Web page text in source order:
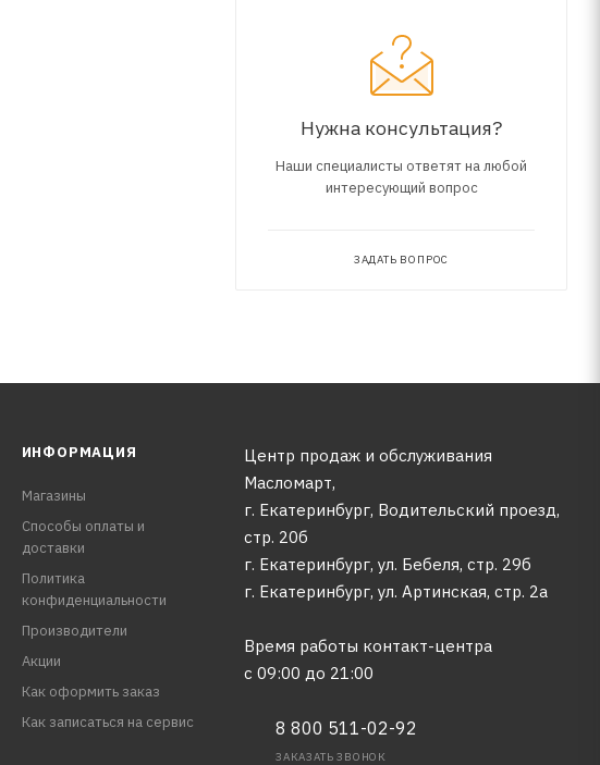
Нужна консультация?
Наши специалисты ответят на любой
интересующий вопрос
ЗАДАТЬ ВОПРОС
ИНФОРМАЦИЯ
Магазины
Способы оплаты и
доставки
Политика
конфиденциальности
Производители
Акции
Как оформить заказ
Как записаться на сервис
Центр продаж и обслуживания
Масломарт,
г. Екатеринбург, Водительский проезд,
стр. 20б
г. Екатеринбург, ул. Бебеля, стр. 29б
г. Екатеринбург, ул. Артинская, стр. 2а
Время работы контакт-центра
с 09:00 до 21:00
8 800 511-02-92
ЗАКАЗАТЬ ЗВОНОК